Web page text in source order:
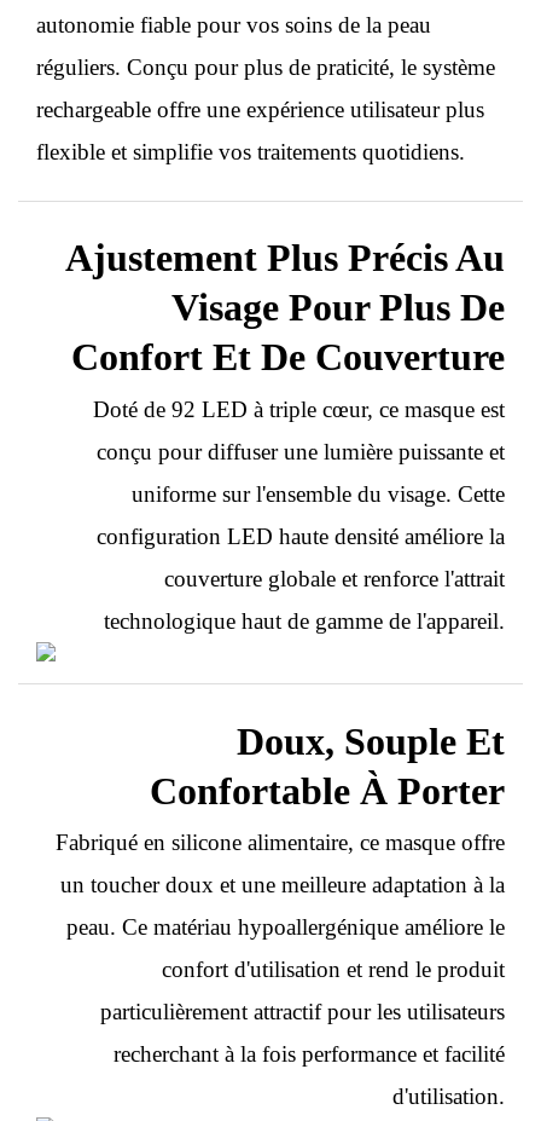
autonomie fiable pour vos soins de la peau
réguliers. Conçu pour plus de praticité, le système
rechargeable offre une expérience utilisateur plus
flexible et simplifie vos traitements quotidiens.
Ajustement Plus Précis Au
Visage Pour Plus De
Confort Et De Couverture
Doté de 92 LED à triple cœur, ce masque est
conçu pour diffuser une lumière puissante et
uniforme sur l'ensemble du visage. Cette
configuration LED haute densité améliore la
couverture globale et renforce l'attrait
technologique haut de gamme de l'appareil.
Doux, Souple Et
Confortable À Porter
Fabriqué en silicone alimentaire, ce masque offre
un toucher doux et une meilleure adaptation à la
peau. Ce matériau hypoallergénique améliore le
confort d'utilisation et rend le produit
particulièrement attractif pour les utilisateurs
recherchant à la fois performance et facilité
d'utilisation.